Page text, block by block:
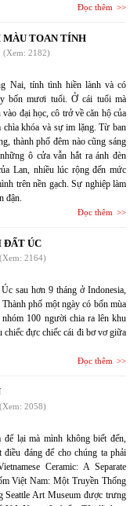
Đọc thêm
TOAN TÍNH
(Xem: 2182)
Nai, tính tình hiền lành và có
bốn mươi tuổi. Ở cái tuổi mà
đại học, cô trở về căn hộ của
khóa và sự im lặng. Từ ban
thành phố đêm nào cũng sáng
ô cửa vẫn hắt ra ánh đèn
Lan, nhiều lúc rộng đến mức
trên nền gạch. Sự nghiệp làm
đận.
Đọc thêm
ĐẤT ÚC
(Xem: 2164)
sau hơn 9 tháng ở Indonesia,
phố một ngày có bốn mùa
100 người chia ra lên khu
chiếc đực chiếc cái đi bơ vơ giữa
Đọc thêm
(Xem: 2058)
lại mà mình không biết đến,
đáng để cho chúng ta phải
Ceramic: A Separate
Việt Nam: Một Truyền Thống
Seattle Art Museum được trưng